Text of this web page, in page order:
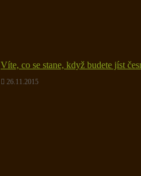
Víte, co se stane, když budete jíst
26.11.2015